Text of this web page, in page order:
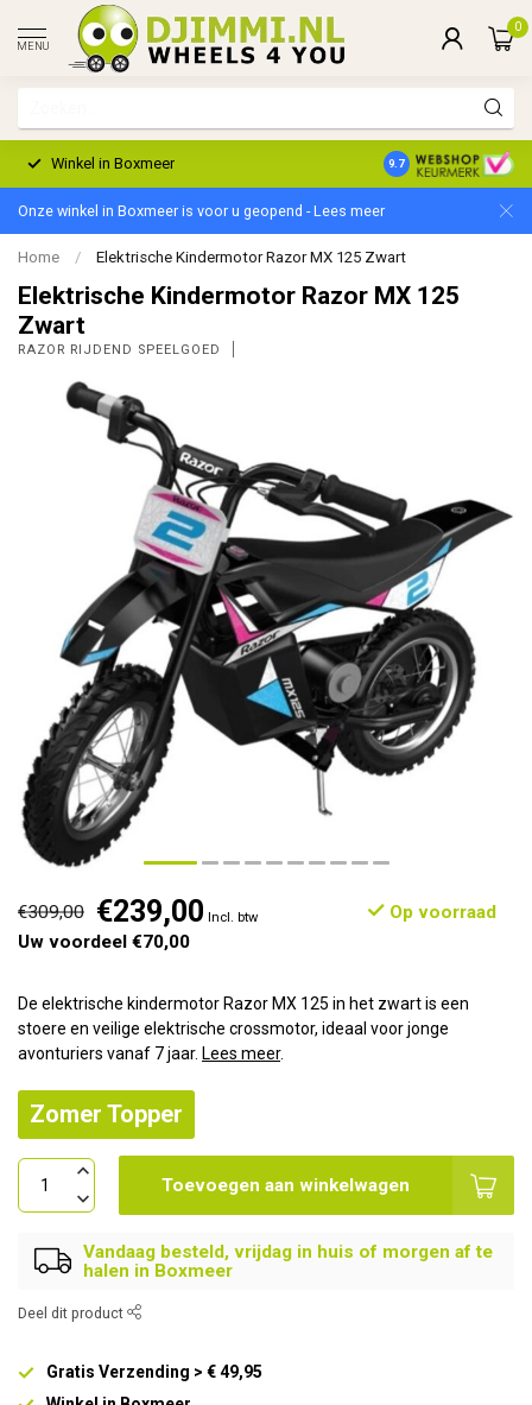
MENU
0
Winkel in Boxmeer 2 Jaar Garantie
9.7
Onze winkel in Boxmeer is voor u geopend - Lees meer
Home / Elektrische Kindermotor Razor MX 125 Zwart
Elektrische Kindermotor Razor MX 125
Zwart
RAZOR RIJDEND SPEELGOED
€309,00 €239,00 Incl. btw
Op voorraad
Uw voordeel €70,00
De elektrische kindermotor Razor MX 125 in het zwart is een
stoere en veilige elektrische crossmotor, ideaal voor jonge
avonturiers vanaf 7 jaar. Lees meer.
Zomer Topper
Toevoegen aan winkelwagen
Vandaag besteld, vrijdag in huis of morgen af te
halen in Boxmeer
Deel dit product
Gratis Verzending > € 49,95